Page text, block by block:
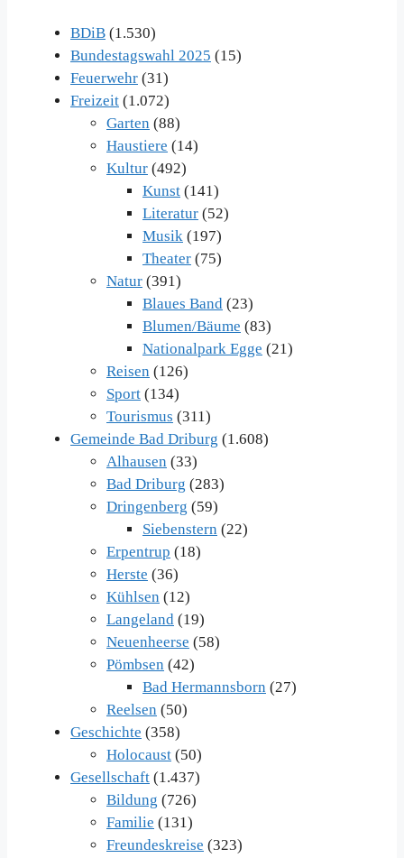
BDiB (1.530)
Bundestagswahl 2025 (15)
Feuerwehr (31)
Freizeit (1.072)
Garten (88)
Haustiere (14)
Kultur (492)
Kunst (141)
Literatur (52)
Musik (197)
Theater (75)
Natur (391)
Blaues Band (23)
Blumen/Bäume (83)
Nationalpark Egge (21)
Reisen (126)
Sport (134)
Tourismus (311)
Gemeinde Bad Driburg (1.608)
Alhausen (33)
Bad Driburg (283)
Dringenberg (59)
Siebenstern (22)
Erpentrup (18)
Herste (36)
Kühlsen (12)
Langeland (19)
Neuenheerse (58)
Pömbsen (42)
Bad Hermannsborn (27)
Reelsen (50)
Geschichte (358)
Holocaust (50)
Gesellschaft (1.437)
Bildung (726)
Familie (131)
Freundeskreise (323)